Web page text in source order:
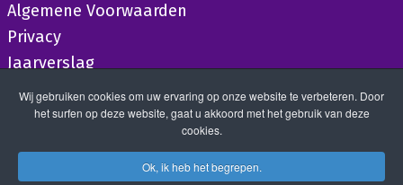
Algemene Voorwaarden
Privacy
Jaarverslag
Wij gebruiken cookies om uw ervaring op onze website te verbeteren. Door
het surfen op deze website, gaat u akkoord met het gebruik van deze
cookies.
Ok, ik heb het begrepen.